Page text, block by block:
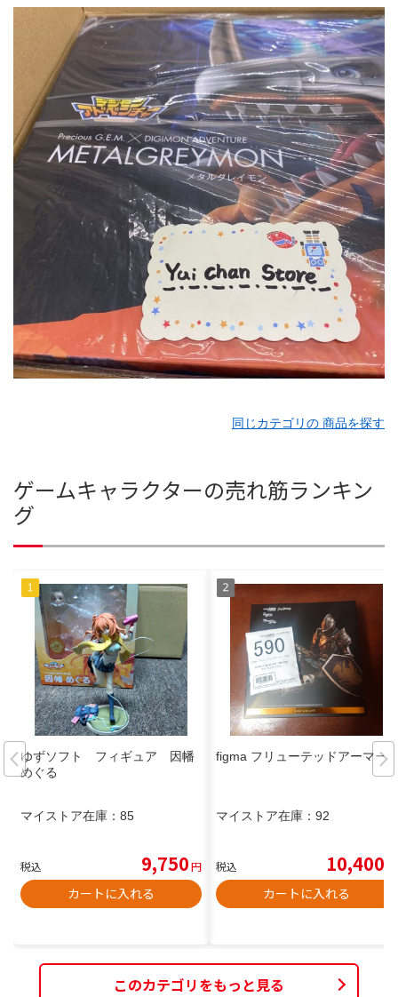
同じカテゴリの 商品を探す
ゲームキャラクターの売れ筋ランキン
グ
ゆずソフト フィギュア 因幡
めぐる
マイストア在庫： 85
税込 9,750円
カートに入れる
figma フリューテッドアーマー
マイストア在庫： 92
税込 10,400
カートに入れる
このカテゴリをもっと見る